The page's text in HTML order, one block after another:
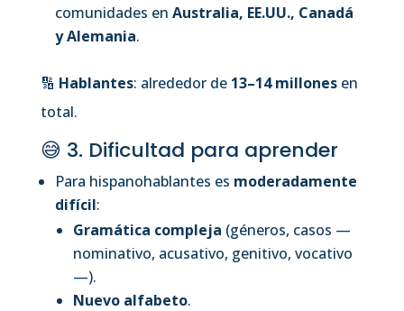
comunidades en Australia, EE.UU., Canadá
y Alemania.
🔢 Hablantes: alrededor de 13–14 millonesen
total.
😅 3. Dificultad para aprender
Para hispanohablantes es moderadamente
difícil:
Gramática compleja (géneros, casos —
nominativo, acusativo, genitivo, vocativo
—).
Nuevo alfabeto.